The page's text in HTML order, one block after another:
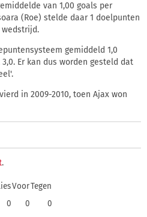
van 1,00 goals per
(Roe) stelde daar 1 doelpunten
wedstrijd.
gemiddeld 1,0
Er kan dus worden gesteld dat
in 2009-2010, toen Ajax won
.
VoorTegen
0 0
0